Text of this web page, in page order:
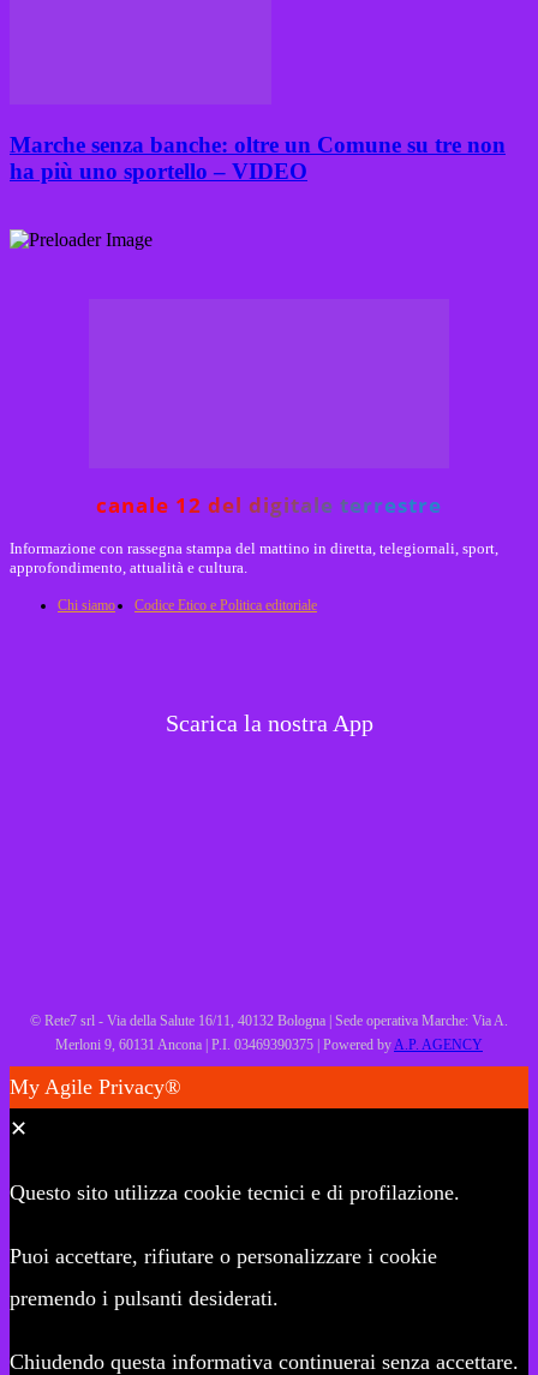
Marche senza banche: oltre un Comune su tre non
ha più uno sportello – VIDEO
canale 12 del digitale terrestre
Informazione con rassegna stampa del mattino in diretta, telegiornali, sport,
approfondimento, attualità e cultura.
Chi siamo Codice Etico e Politica editoriale
Scarica la nostra App
© Rete7 srl - Via della Salute 16/11, 40132 Bologna | Sede operativa Marche: Via A.
Merloni 9, 60131 Ancona | P.I. 03469390375 | Powered by A.P. AGENCY
My Agile Privacy®
✕
Questo sito utilizza cookie tecnici e di profilazione.
Puoi accettare, rifiutare o personalizzare i cookie
premendo i pulsanti desiderati.
Chiudendo questa informativa continuerai senza accettare.